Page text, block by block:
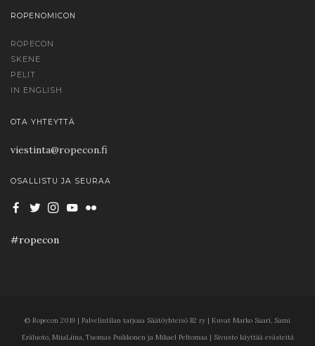
ROPENOMICON
ROPECON
SKENE
PELIT
IN ENGLISH
OTA YHTEYTTÄ
viestinta@ropecon.fi
OSALLISTU JA SEURAA
#ropecon
© Ropecon 2019 | Palvelintilan tarjoaa Säätöyhteisö B2 ry | Kuvat Marko Saari, Sami
Eräluoto, MiiaLiina, Tuomas Puikkonen ja Mikael Peltomaa | Sivusto käyttää evästeitä